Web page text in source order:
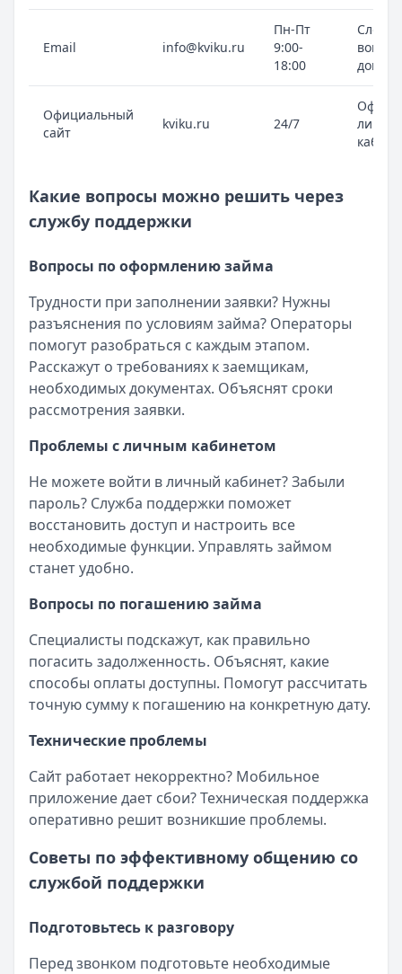
Email info@kviku.ru
Пн-Пт
9:00-
18:00
Официальный
сайт
kviku.ru 24/7
Какие вопросы можно решить через
службу поддержки
Вопросы по оформлению займа
Трудности при заполнении заявки? Нужны
разъяснения по условиям займа? Операторы
помогут разобраться с каждым этапом.
Расскажут о требованиях к заемщикам,
необходимых документах. Объяснят сроки
рассмотрения заявки.
Проблемы с личным кабинетом
Не можете войти в личный кабинет? Забыли
пароль? Служба поддержки поможет
восстановить доступ и настроить все
необходимые функции. Управлять займом
станет удобно.
Вопросы по погашению займа
Специалисты подскажут, как правильно
погасить задолженность. Объяснят, какие
способы оплаты доступны. Помогут рассчитать
точную сумму к погашению на конкретную дату.
Технические проблемы
Сайт работает некорректно? Мобильное
приложение дает сбои? Техническая поддержка
оперативно решит возникшие проблемы.
Советы по эффективному общению со
службой поддержки
Подготовьтесь к разговору
Перед звонком подготовьте необходимые